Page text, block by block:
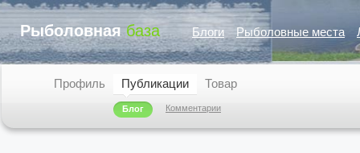
Рыболовная база Блоги Рыболовные места
Профиль Публикации
Блог Комментарии
Товар